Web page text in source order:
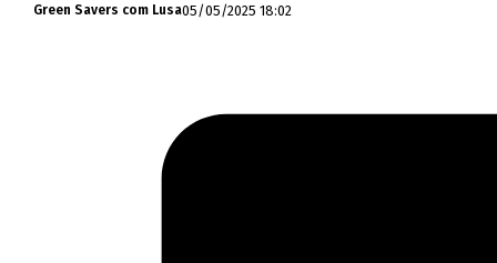
Green Savers com Lusa05/05/2025 18:02